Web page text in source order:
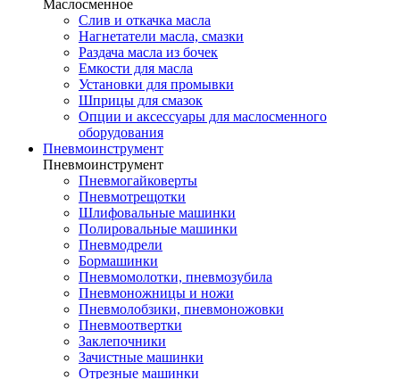
Маслосменное
Слив и откачка масла
Нагнетатели масла, смазки
Раздача масла из бочек
Емкости для масла
Установки для промывки
Шприцы для смазок
Опции и аксессуары для маслосменного
оборудования
Пневмоинструмент
Пневмоинструмент
Пневмогайковерты
Пневмотрещотки
Шлифовальные машинки
Полировальные машинки
Пневмодрели
Бормашинки
Пневмомолотки, пневмозубила
Пневмоножницы и ножи
Пневмолобзики, пневмоножовки
Пневмоотвертки
Заклепочники
Зачистные машинки
Отрезные машинки